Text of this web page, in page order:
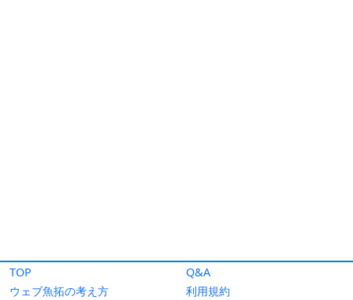
TOP
Q&A
ウェブ魚拓の考え方
利用規約